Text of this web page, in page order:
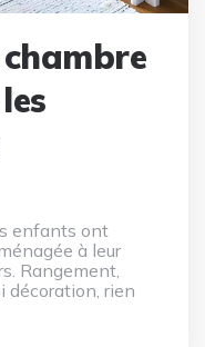
enfants ont
à leur
Rangement,
décoration, rien